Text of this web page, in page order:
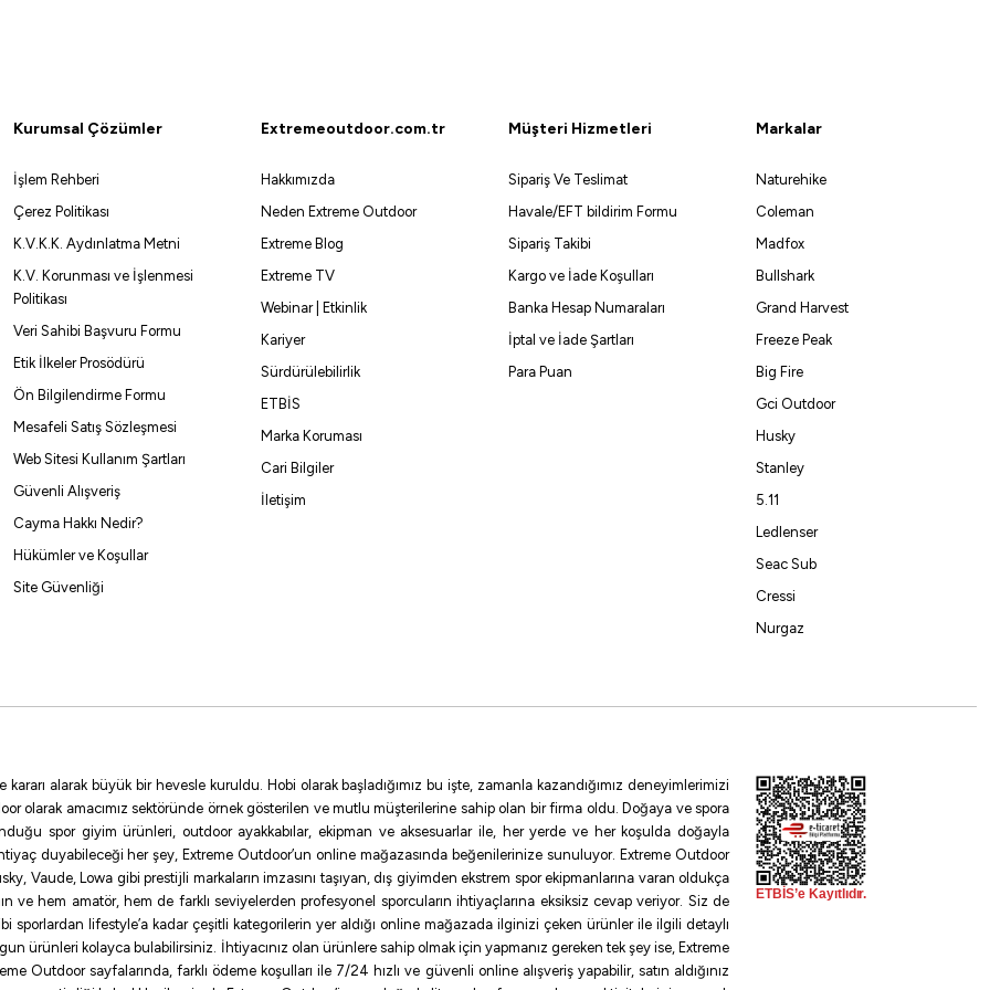
Ryuji
Ryuji SeaHunter CA 206cm 80-300gr 2 Parça Jig Kamışı (Tetikli) C-692
4.324,79 ₺
Havale ile 4.108,55 ₺
Ryuji Challenger SP 183cm 20-100gr 2 Parça Slow Jig Kamışı S-602
3.812,78₺ 4.236,42
Havale ile 3.622,14 ₺
Kurumsal Çözümler
İşlem Rehberi
Çerez Politikası
K.V.K.K. Aydınlatma Metni
K.V. Korunması ve İşlenmesi
Politikası
Veri Sahibi Başvuru Formu
Etik İlkeler Prosödürü
Ön Bilgilendirme Formu
Mesafeli Satış Sözleşmesi
Web Sitesi Kullanım Şartları
Güvenli Alışveriş
Cayma Hakkı Nedir?
Hükümler ve Koşullar
Site Güvenliği
Extremeoutdoor.com.tr
Hakkımızda
Neden Extreme Outdoor
Extreme Blog
Extreme TV
Webinar | Etkinlik
Kariyer
Sürdürülebilirlik
ETBİS
Marka Koruması
Cari Bilgiler
İletişim
Müşteri Hizmetleri
Sipariş Ve Teslimat
Havale/EFT bildirim Formu
Sipariş Takibi
Kargo ve İade Koşulları
Banka Hesap Numaraları
İptal ve İade Şartları
Para Puan
Markalar
Naturehike
Coleman
Madfox
Bullshark
Grand Harvest
Freeze Peak
Big Fire
Gci Outdoor
Husky
Stanley
5.11
Ledlenser
Seac Sub
Cressi
Nurgaz
alarak büyük bir hevesle kuruldu. Hobi olarak başladığımız bu işte, zamanla kazandığımız deneyimlerimizi
olarak amacımız sektöründe örnek gösterilen ve mutlu müşterilerine sahip olan bir firma oldu. Doğaya ve spora
spor giyim ürünleri, outdoor ayakkabılar, ekipman ve aksesuarlar ile, her yerde ve her koşulda doğayla
duyabileceği her şey, Extreme Outdoor’un online mağazasında beğenilerinize sunuluyor. Extreme Outdoor
Vaude, Lowa gibi prestijli markaların imzasını taşıyan, dış giyimden ekstrem spor ekipmanlarına varan oldukça
ve hem amatör, hem de farklı seviyelerden profesyonel sporcuların ihtiyaçlarına eksiksiz cevap veriyor. Siz de
sporlardan lifestyle’a kadar çeşitli kategorilerin yer aldığı online mağazada ilginizi çeken ürünler ile ilgili detaylı
ürünleri kolayca bulabilirsiniz. İhtiyacınız olan ürünlere sahip olmak için yapmanız gereken tek şey ise, Extreme
Outdoor sayfalarında, farklı ödeme koşulları ile 7/24 hızlı ve güvenli online alışveriş yapabilir, satın aldığınız